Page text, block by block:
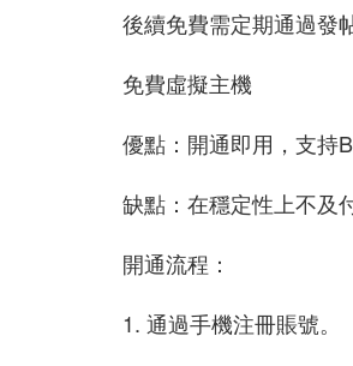
後續免費需定期通過發
免費虛擬主機
優點：開通即用，支持
缺點：在穩定性上不及
開通流程：
1. 通過手機注冊賬號。